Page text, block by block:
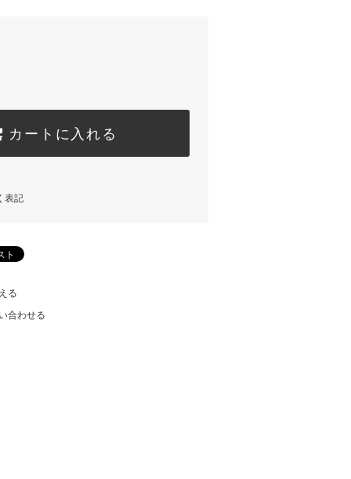
カートに入れる
表記
る
合わせる